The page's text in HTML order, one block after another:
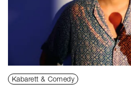
Kabarett & Comedy